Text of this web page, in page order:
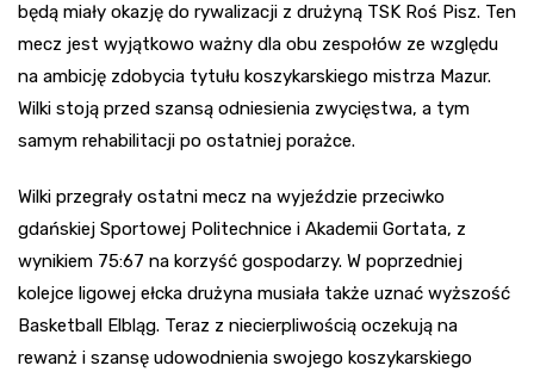
będą miały okazję do rywalizacji z drużyną TSK Roś Pisz. Ten
mecz jest wyjątkowo ważny dla obu zespołów ze względu
na ambicję zdobycia tytułu koszykarskiego mistrza Mazur.
Wilki stoją przed szansą odniesienia zwycięstwa, a tym
samym rehabilitacji po ostatniej porażce.
Wilki przegrały ostatni mecz na wyjeździe przeciwko
gdańskiej Sportowej Politechnice i Akademii Gortata, z
wynikiem 75:67 na korzyść gospodarzy. W poprzedniej
kolejce ligowej ełcka drużyna musiała także uznać wyższość
Basketball Elbląg. Teraz z niecierpliwością oczekują na
rewanż i szansę udowodnienia swojego koszykarskiego